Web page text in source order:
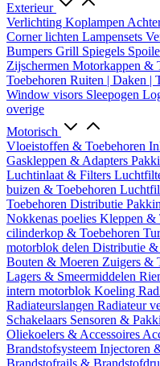
Exterieur
Verlichting Koplampen
Corner lichten Lampensets
Bumpers Grill Spiegels
Zijschermen Motorkappen &
Toebehoren Ruiten | Daken |
Window visors Sleepogen
overige
Motorisch
Vloeistoffen & Toebehoren
Gaskleppen & Adapters
Luchtinlaat & Filters
buizen & Toebehoren
Toebehoren Distributie
Nokkenas poelies Kleppen &
cilinderkop & Toebehoren
motorblok delen Distributie &
Bouten & Moeren Zuigers &
Lagers & Smeermiddelen
intern motorblok Koeling
Radiateurslangen Radiateur
Schakelaars Sensoren &
Oliekoelers & Accessoires
Brandstofsysteem Injectoren
Brandstofrails &